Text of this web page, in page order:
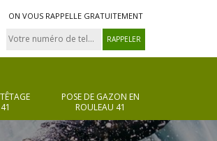
ON VOUS RAPPELLE GRATUITEMENT
POSE DE GAZON EN
ROULEAU 41